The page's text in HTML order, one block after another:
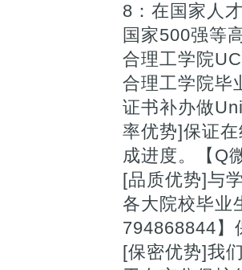
8：在国家人
国家500强等
合理工学院
合理工学院毕
证书补办做
率优势]保证
成进度。【Q
[品质优势]与
各大院校毕业
794868844】
[保密优势]我